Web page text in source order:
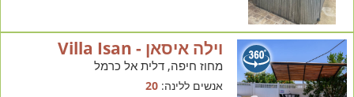
וילה איסאן - Villa Isan
מחוז חיפה, דלית אל כרמל
אנשים ללינה:20